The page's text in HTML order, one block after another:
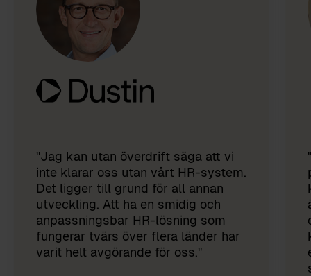
"Jag kan utan överdrift säga att vi
inte klarar oss utan vårt HR-system.
Det ligger till grund för all annan
utveckling. Att ha en smidig och
anpassningsbar HR-lösning som
fungerar tvärs över flera länder har
varit helt avgörande för oss."